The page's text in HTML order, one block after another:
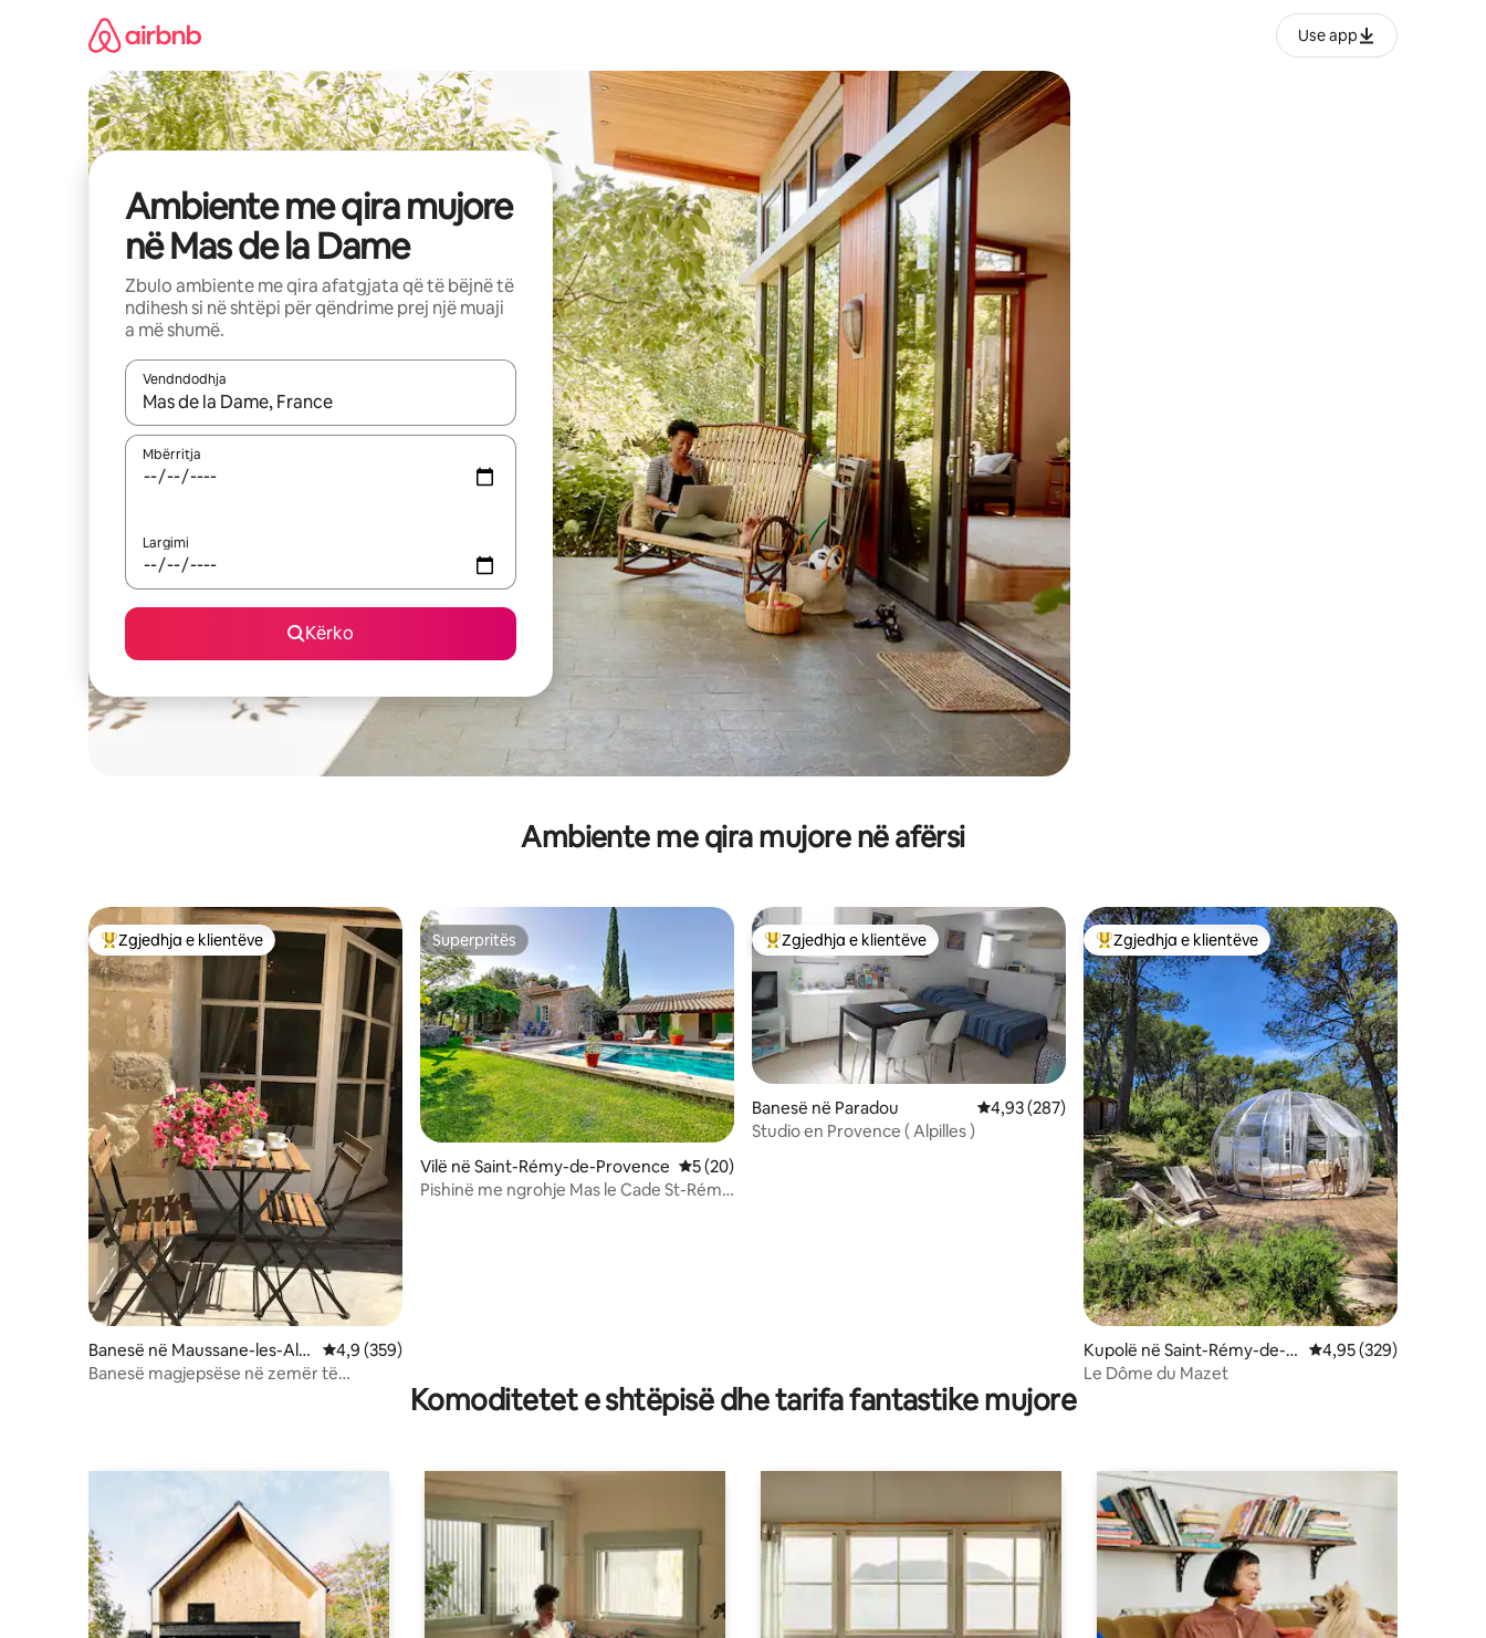
Use app
Ambiente me qira mujore
në Mas de la Dame
Zbulo ambiente me qira afatgjata që të bëjnë të
ndihesh si në shtëpi për qëndrime prej një muaji
a më shumë.
Vendndodhja
Kur rezultatet të jenë të disponueshme, lëviz me butonat e shigjetave lart e poshtë ose eksploro duke prekur ose duke lëvizur ekranin.
Mbërritja
Largimi
Kërko
Ambiente me qira mujore në afërsi
Më të mirat e zgjedhjeve të klientëve
Zgjedhja e klientëve
Banesë në Maussane-les-Alpi
lles
Vlerësimi mesatar 4,9 nga 5, 359 vlerësime
4,9 (359)
Banesë magjepsëse në zemër të
Superpritës
Superpritës
Vilë në Saint-Rémy-de-Provence Vlerësimi mesatar 5 nga 5, 20 vlerësime
5 (20)
Pishinë me ngrohje Mas le Cade St-Rémy
Më të mirat e zgjedhjeve të klientëve
Zgjedhja e klientëve
Banesë në Paradou Vlerësimi mesatar 4,93 nga 5, 287 vlerësime
4,93 (287)
Studio en Provence ( Alpilles )
Më të mirat e zgjedhjeve të klientëve
Zgjedhja e klientëve
Kupolë në Saint-Rémy-de-P
rovence
Vlerësimi mesatar
4,95 (329)
Le Dôme du Mazet
Komoditetet e shtëpisë dhe tarifa fantastike mujore